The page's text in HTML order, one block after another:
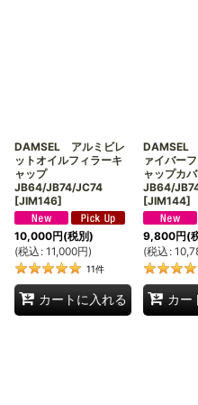
DAMSEL アルミビレ
ットオイルフィラーキ
ャップ
JB64/JB74/JC74
[JIM146]
10,000円(税別)
(税込 : 11,000円)
11件
カートに入れる
DAMSEL
ァイバー
ャップカ
JB64/
[JIM144]
9,800円(
(税込 :
カー